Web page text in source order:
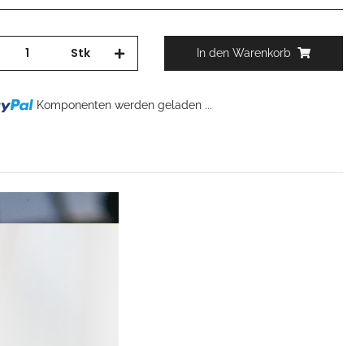
Stk In den Warenkorb
Komponenten werden geladen ...